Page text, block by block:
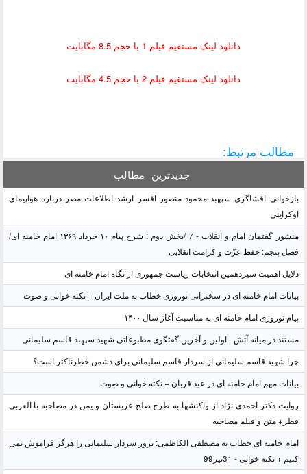
دانلود لینک مستقیم فیلم 1 با حجم 8.5 مگابایت
دانلود لینک مستقیم فیلم 2 با حجم 4.5 مگابایت
مطالب مرتبط:
جدیدترین مطالب
بازخوانی افشاگری سپهبد محمود منصور افسر ارشد اطلاعات مصر درباره هواپیمای
اوکراینی
منشور گفتمان امام و انقلاب - 7 /بخش دوم : شرح پیام ۱۰ خرداد ۱۳۶۹ امام خامنه ای/
فصل پنجم: حفظ عزّت و کرامت انقلابی
دلایل اهمیت سیزدهمین انتخابات ریاست جمهوری از نگاه امام خامنه ای
بیانات امام خامنه ای در سخنرانی نوروزی خطاب به ملت ایران + نکته خوانی و صوت
پیام نوروزی امام خامنه ای به مناسبت آغاز سال ۱۴۰۰
مستند در میانه آتش - اولین و آخرین گفتگوی مطبوعاتی شهید سپهبد قاسم سلیمانی
چرا شهید قاسم سلیمانی از سردار قاسم سلیمانی برای دشمن خطرناکتر است؟
بیانات مهم امام خامنه ای در عید قربان + نکته خوانی و صوت
روایت دکتر احمدی نژاد از واکنشها به طرح صلح عربستان و یمن در مصاحبه با العربی
قطر+ متن و فیلم مصاحبه
امام خامنه ای خطاب به مصطفی الکاظمی: ترور سردار سلیمانی را هرگز فراموش نمی
کنیم + نکته خوانی - 31تیر99